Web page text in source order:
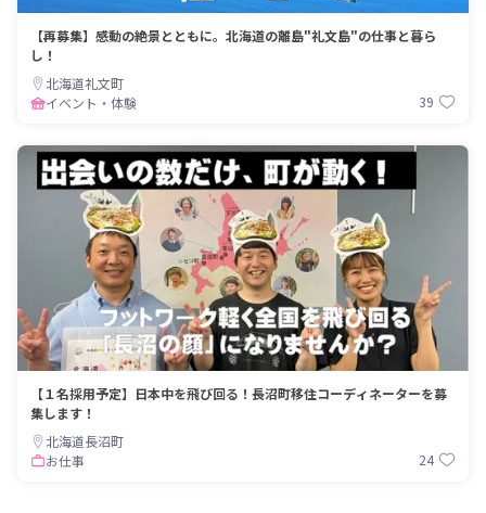
【再募集】感動の絶景とともに。北海道の離島"礼文島"の仕事と暮ら
し！
北海道礼文町
イベント・体験
39
【１名採用予定】日本中を飛び回る！長沼町移住コーディネーターを募
集します！
北海道長沼町
お仕事
24